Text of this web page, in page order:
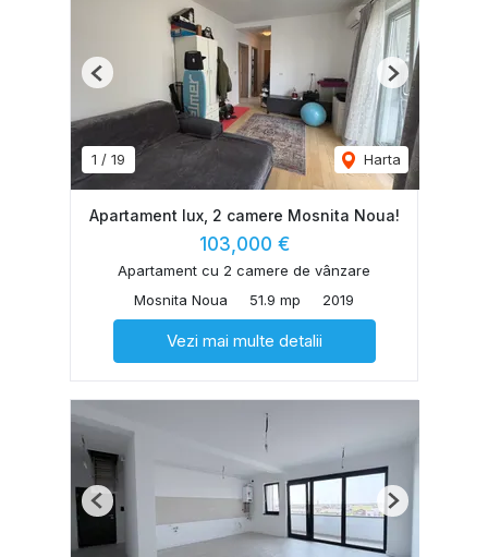
1 / 19 Harta
Previous Next
Apartament lux, 2 camere Mosnita Noua!
103,000 €
Apartament cu 2 camere de vânzare
Mosnita Noua
51.9 mp 2019
Vezi mai multe detalii
Previous Next